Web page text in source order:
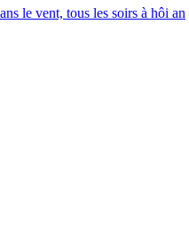
le vent, tous les soirs à hôi an